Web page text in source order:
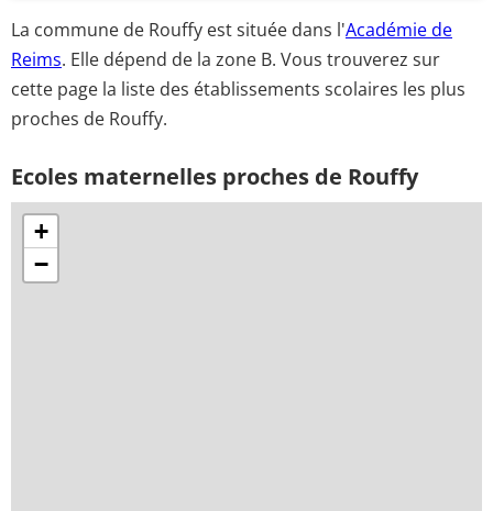
La commune de Rouffy est située dans l'Académie de
Reims. Elle dépend de la zone B. Vous trouverez sur
cette page la liste des établissements scolaires les plus
proches de Rouffy.
Ecoles maternelles proches de Rouffy
+
−